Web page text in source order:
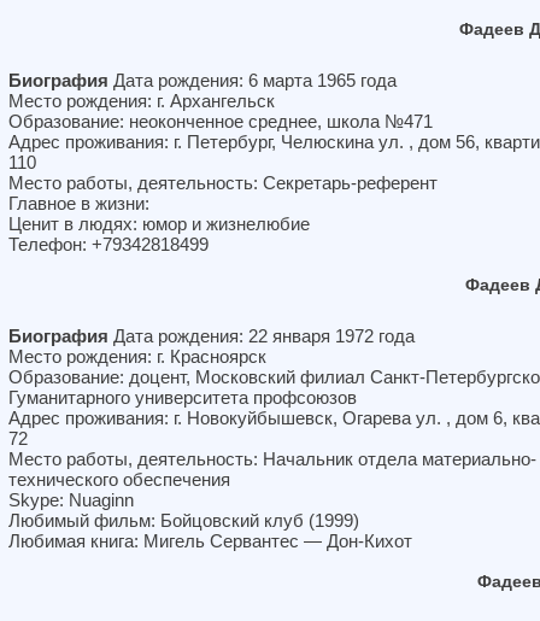
Фадеев
Биография Дата рождения: 6 марта 1965 года
Место рождения: г. Архангельск
Образование: неоконченное среднее, школа №471
Адрес проживания: г. Петербург, Челюскина ул. , дом 56,
110
Место работы, деятельность: Секретарь-референт
Главное в жизни:
Ценит в людях: юмор и жизнелюбие
Телефон: +79342818499
Фадеев
Биография Дата рождения: 22 января 1972 года
Место рождения: г. Красноярск
Образование: доцент, Московский филиал Санкт-
Гуманитарного университета профсоюзов
Адрес проживания: г. Новокуйбышевск, Огарева ул. , дом 6,
72
Место работы, деятельность: Начальник отдела материально-
технического обеспечения
Skype: Nuaginn
Любимый фильм: Бойцовский клуб (1999)
Любимая книга: Мигель Сервантес — Дон-Кихот